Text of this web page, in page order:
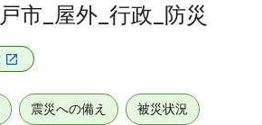
市_屋外_行政_防災
震災への備え 被災状況